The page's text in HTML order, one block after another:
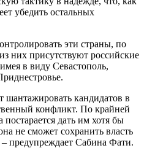
убедить остальных
эти страны, по
них присутствуют российские
в виду Севастополь,
шантажировать кандидатов в
конфликт. По крайней
дать им хотя бы
не сможет сохранить власть
предупреждает Сабина Фати.